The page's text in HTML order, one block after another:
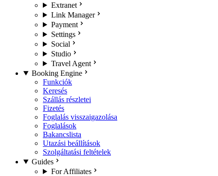
Extranet
Link Manager
Payment
Settings
Social
Studio
Travel Agent
Booking Engine
Funkciók
Keresés
Szállás részletei
Fizetés
Foglalás visszaigazolása
Foglalások
Bakancslista
Utazási beállítások
Szolgáltatási feltételek
Guides
For Affiliates